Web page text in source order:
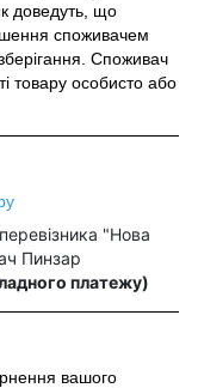
доведуть, що
споживачем
Споживач
товару особисто або
"Нова
Пинзар
платежу)
вашого